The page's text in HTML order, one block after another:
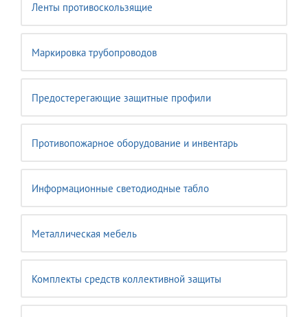
Ленты противоскользящие
Маркировка трубопроводов
Предостерегающие защитные профили
Противопожарное оборудование и инвентарь
Информационные светодиодные табло
Металлическая мебель
Комплекты средств коллективной защиты